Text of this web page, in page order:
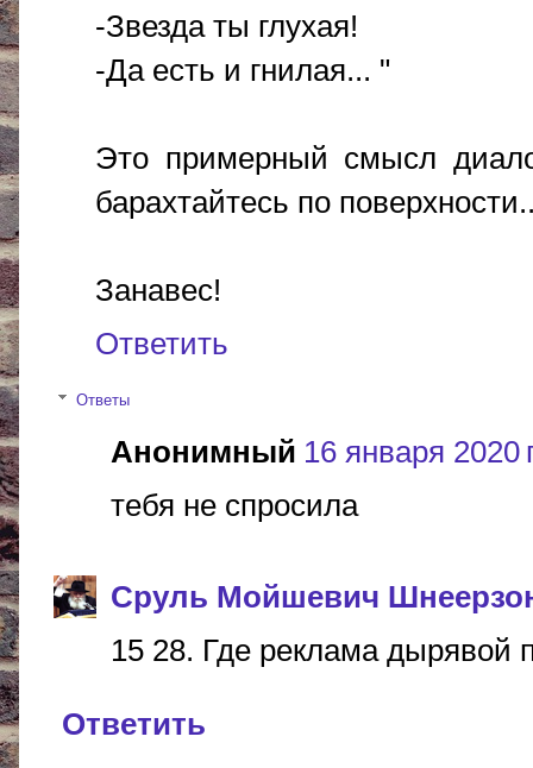
-Звезда ты глухая!
-Да есть и гнилая... "
Это примерный смысл
барахтайтесь по
Занавес!
Ответить
Ответы
Анонимный 16 января 2020
тебя не спросила
Сруль Мойшевич
15 28. Где реклама
Ответить